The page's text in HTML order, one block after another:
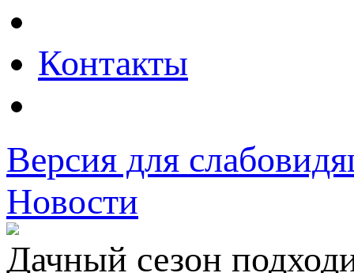
Контакты
Версия для
Новости
Дачный сезон